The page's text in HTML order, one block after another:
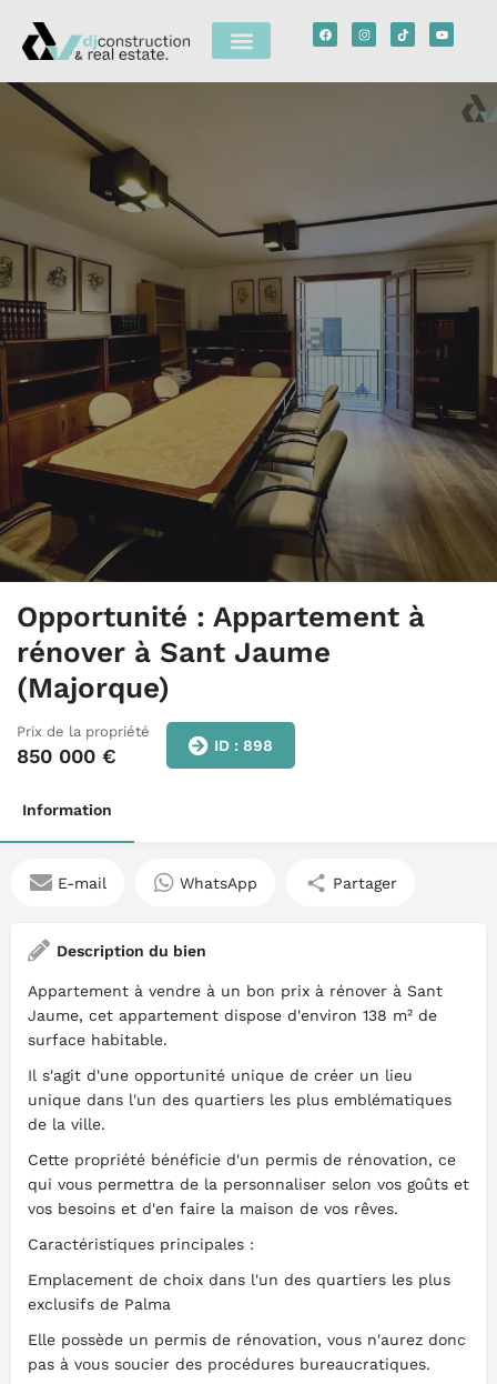
Opportunité : Appartement à
rénover à Sant Jaume
(Majorque)
Prix de la propriété
850 000 € ID : 898
Information
E-mail WhatsApp Partager
Description du bien
Appartement à vendre à un bon prix à rénover à Sant
Jaume, cet appartement dispose d'environ 138 m² de
surface habitable.
Il s'agit d'une opportunité unique de créer un lieu
unique dans l'un des quartiers les plus emblématiques
de la ville.
Cette propriété bénéficie d'un permis de rénovation, ce
qui vous permettra de la personnaliser selon vos goûts et
vos besoins et d'en faire la maison de vos rêves.
Caractéristiques principales :
Emplacement de choix dans l'un des quartiers les plus
exclusifs de Palma
Elle possède un permis de rénovation, vous n'aurez donc
pas à vous soucier des procédures bureaucratiques.